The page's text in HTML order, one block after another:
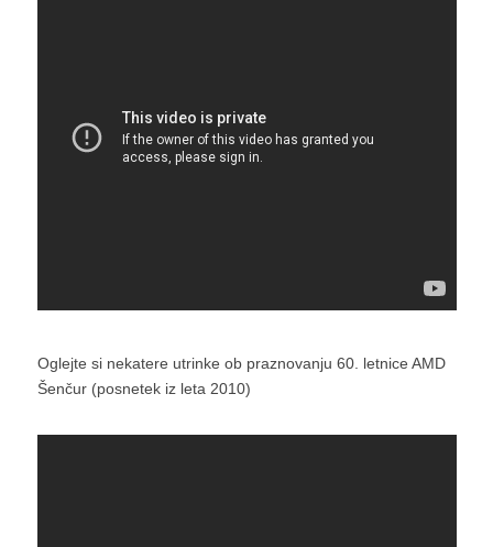
Oglejte si nekatere utrinke ob praznovanju 60. letnice AMD
Šenčur (posnetek iz leta 2010)